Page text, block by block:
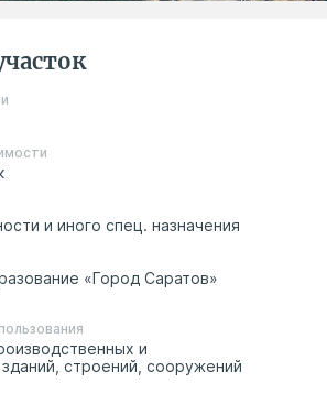
и иного спец. назначения
«Город Саратов»
и
строений, сооружений